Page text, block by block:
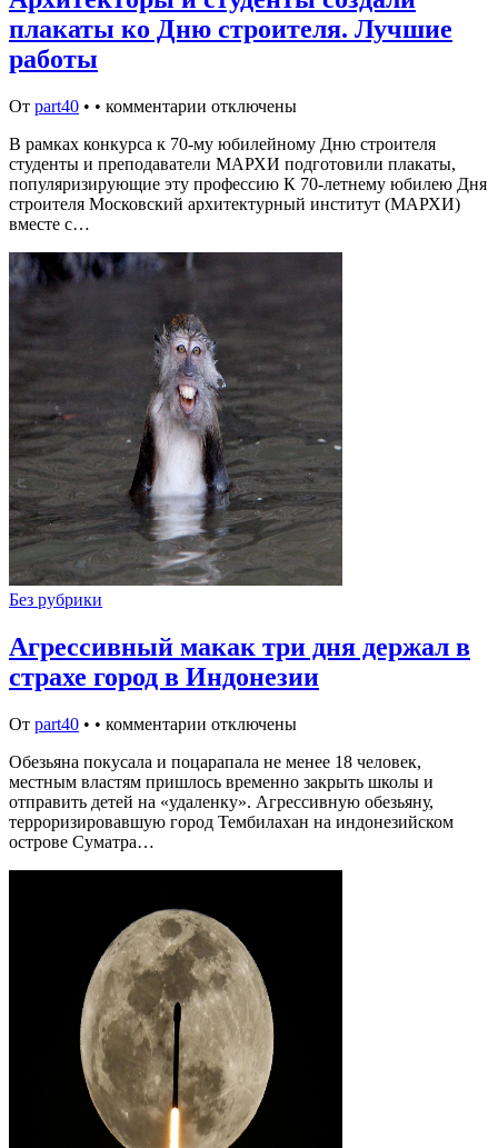
плакаты ко Дню строителя. Лучшие
работы
От part40 • • комментарии отключены
В рамках конкурса к 70-му юбилейному Дню строителя
студенты и преподаватели МАРХИ подготовили плакаты,
популяризирующие эту профессию К 70-летнему юбилею Дня
строителя Московский архитектурный институт (МАРХИ)
вместе с…
Без рубрики
Агрессивный макак три дня держал в
страхе город в Индонезии
От part40 • • комментарии отключены
Обезьяна покусала и поцарапала не менее 18 человек,
местным властям пришлось временно закрыть школы и
отправить детей на «удаленку». Агрессивную обезьяну,
терроризировавшую город Тембилахан на индонезийском
острове Суматра…